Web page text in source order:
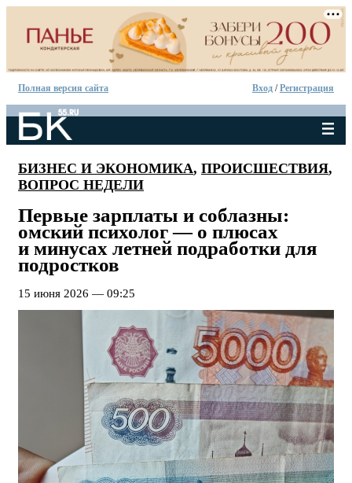
Полная версия сайта Вход /Регистрация
БИЗНЕС И ЭКОНОМИКА, ПРОИСШЕСТВИЯ,
ВОПРОС НЕДЕЛИ
Первые зарплаты и соблазны:
омский психолог — о плюсах
и минусах летней подработки для
подростков
15 июня 2026 — 09:25